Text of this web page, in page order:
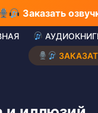
Заказать